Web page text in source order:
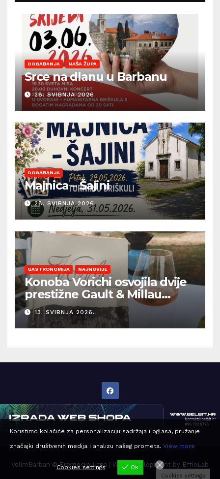
DOGAĐANJA NAŠA ŽUPA
Srce na dlanu u Barbanu
28. SVIBNJA 2026.
DOGAĐANJA
Majnica – Šajini
28. SVIBNJA 2026.
GASTRONOMIJA NAJNOVIJE
Konoba Vorichi osvojila dvije
prestižne Gault & Millau
kapice
13. SVIBNJA 2026.
VolimBarban © Promocija Lana | Web development by EffioLab
Koristimo kolačiće za personalizaciju sadržaja i oglasa, pružanje
značajki društvenih medija i analizu našeg prometa. View more
Cookies settings Ok
Cookies settings